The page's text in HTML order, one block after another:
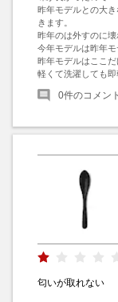
昨年モデルとの大
きます。
昨年のは外すのに
今年モデルは昨年
昨年モデルはここだ
軽くて洗濯しても
0件のコメント
匂いが取れない